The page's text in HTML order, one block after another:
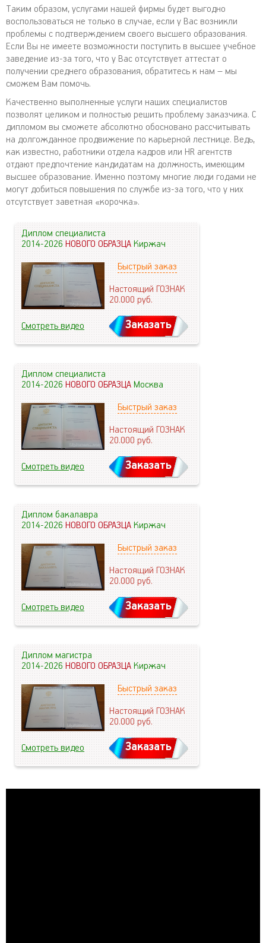
Таким образом, услугами нашей фирмы будет выгодно
воспользоваться не только в случае, если у Вас возникли
проблемы с подтверждением своего высшего образования.
Если Вы не имеете возможности поступить в высшее учебное
заведение из-за того, что у Вас отсутствует аттестат о
получении среднего образования, обратитесь к нам – мы
сможем Вам помочь.
Качественно выполненные услуги наших специалистов
позволят целиком и полностью решить проблему заказчика. С
дипломом вы сможете абсолютно обосновано рассчитывать
на долгожданное продвижение по карьерной лестнице. Ведь,
как известно, работники отдела кадров или HR агентств
отдают предпочтение кандидатам на должность, имеющим
высшее образование. Именно поэтому многие люди годами не
могут добиться повышения по службе из-за того, что у них
отсутствует заветная «корочка».
Диплом специалиста
2014-2026НОВОГО ОБРАЗЦАКиржач
Быстрый заказ
Настоящий ГОЗНАК
20.000руб.
Смотреть видео Заказать
Диплом специалиста
2014-2026НОВОГО ОБРАЗЦАМосква
Быстрый заказ
Настоящий ГОЗНАК
20.000руб.
Смотреть видео Заказать
Диплом бакалавра
2014-2026НОВОГО ОБРАЗЦАКиржач
Быстрый заказ
Настоящий ГОЗНАК
20.000руб.
Смотреть видео Заказать
Диплом магистра
2014-2026НОВОГО ОБРАЗЦАКиржач
Быстрый заказ
Настоящий ГОЗНАК
20.000руб.
Смотреть видео Заказать